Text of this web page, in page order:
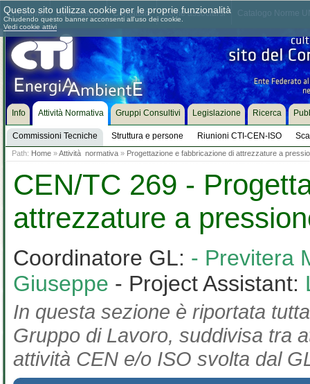
Chi siamo Dove siamo Contattaci Come associarsi
Info Attività Normativa
Commissioni Tecniche Struttura e persone Riunioni CTI-CEN-ISO
Gruppi Consultivi Legislazione Ricerca
Path: Home »Attività normativa » Progettazione e fabbricazione di attrezzature a
CEN/TC 269 -
attrezzature a
Coordinatore GL: - Previtera
Giuseppe - Project Assistant:
In questa sezione è riportata
Gruppo di Lavoro, suddivisa tra
attività CEN e/o ISO svolta dal
Questo sito utilizza cookie per le proprie funzionalità
Chiudendo questo banner acconsenti all'uso dei cookie.
Vedi cookie attivi